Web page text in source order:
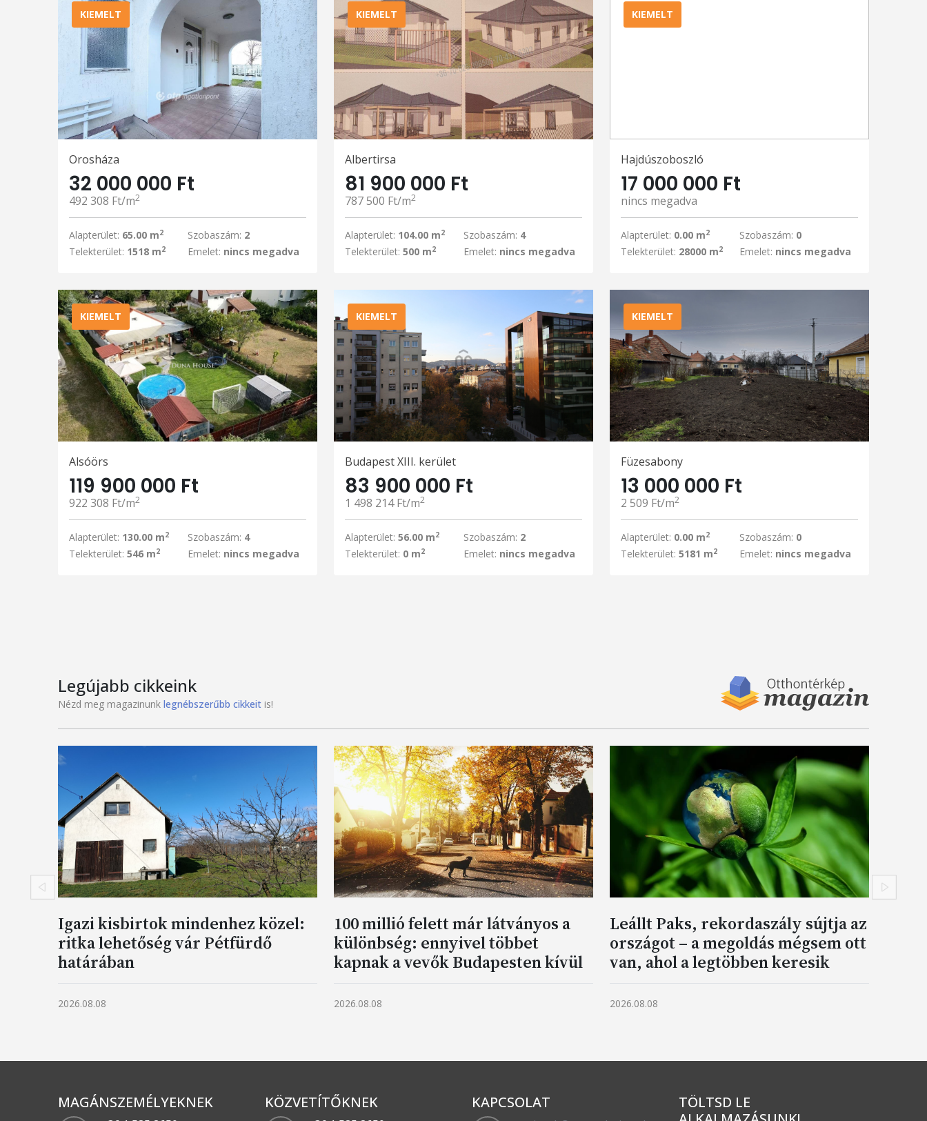
KIEMELT
Orosháza
32 000 000 Ft
492 308 Ft/m2
Alapterület: 65.00 m2
Telekterület: 1518 m2
Szobaszám: 2
Emelet: nincs megadva
KIEMELT
Albertirsa
81 900 000 Ft
787 500 Ft/m2
Alapterület: 104.00 m2
Telekterület: 500 m2
Szobaszám: 4
Emelet: nincs megadva
KIEMELT
Hajdúszoboszló
17 000 000 Ft
nincs megadva
Alapterület: 0.00 m2
Telekterület: 28000 m2
Szobaszám: 0
Emelet: nincs megadva
KIEMELT
Alsóörs
119 900 000 Ft
922 308 Ft/m2
Alapterület: 130.00 m2
Telekterület: 546 m2
Szobaszám: 4
Emelet: nincs megadva
KIEMELT
Budapest XIII. kerület
83 900 000 Ft
1 498 214 Ft/m2
Alapterület: 56.00 m2
Telekterület: 0 m2
Szobaszám: 2
Emelet: nincs megadva
KIEMELT
Füzesabony
13 000 000 Ft
2 509 Ft/m2
Alapterület: 0.00 m2
Telekterület: 5181 m2
Szobaszám: 0
Emelet: nincs megadva
Legújabb cikkeink
Nézd meg magazinunk legnébszerűbb cikkeit is!
Igazi kisbirtok mindenhez közel:
ritka lehetőség vár Pétfürdő
határában
2026.08.08
100 millió felett már látványos a
különbség: ennyivel többet
kapnak a vevők Budapesten kívül
2026.08.08
Leállt Paks, rekordaszály sújtja az
országot – a megoldás mégsem ott
van, ahol a legtöbben keresik
2026.08.08
MAGÁNSZEMÉLYEKNEK KÖZVETÍTŐKNEK KAPCSOLAT
TÖLTSD LE